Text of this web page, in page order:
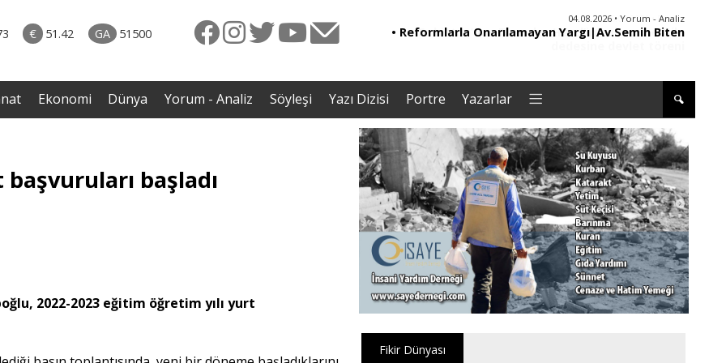
€ 51.42 GA 51500
• Sırbistan’dan Theodor Herzl’in babaannesi ile
dedesine devlet töreni
04.08.2026 • Yorum - Analiz
• Reformlarla Onarılamayan Yargı|Av.Semih Biten
Ekonomi Dünya Yorum - Analiz Söyleşi Yazı Dizisi Portre Yazarlar
başladı
2022-2023 eğitim öğretim yılı yurt
Fikir Dünyası